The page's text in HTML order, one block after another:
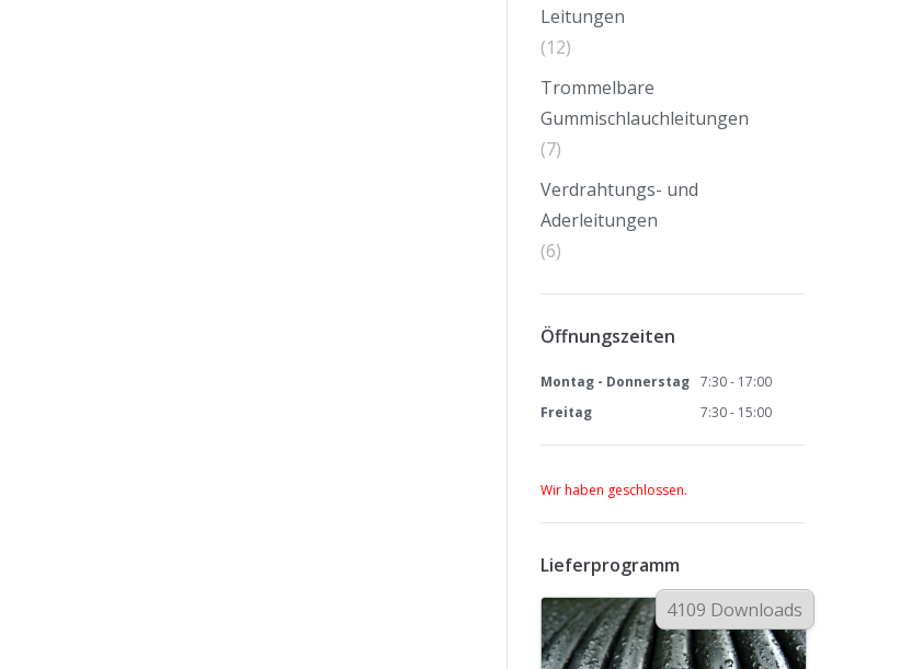
Leitungen
(12)
Trommelbare
Gummischlauchleitungen
(7)
Verdrahtungs- und
Aderleitungen
(6)
Öffnungszeiten
Montag - Donnerstag
7:30 - 17:00
Freitag
7:30 - 15:00
Wir haben geschlossen.
Lieferprogramm
4109 Downloads